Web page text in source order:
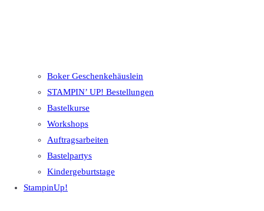
Boker Geschenkehäuslein
STAMPIN’ UP! Bestellungen
Bastelkurse
Workshops
Auftragsarbeiten
Bastelpartys
Kindergeburtstage
StampinUp!